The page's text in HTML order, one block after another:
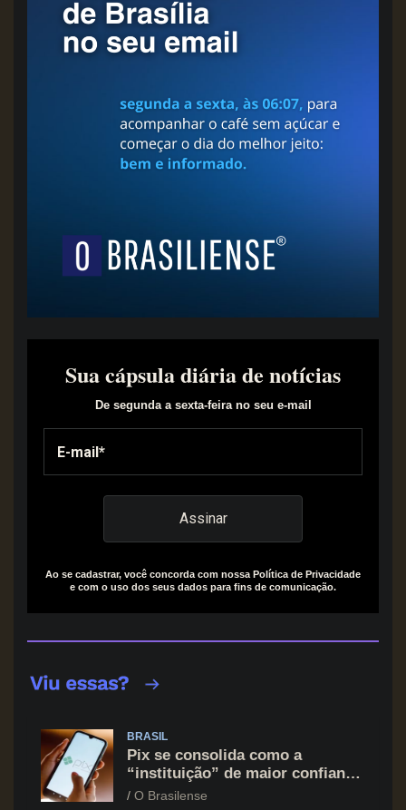
Sua cápsula diária de notícias
De segunda a sexta-feira no seu e-mail
Ao se cadastrar, você concorda com nossa Política de Privacidade
e com o uso dos seus dados para fins de comunicação.
BRASIL
Pix se consolida como a
“instituição” de maior confiança
do brasileiro, supera Igreja e
O Brasilense